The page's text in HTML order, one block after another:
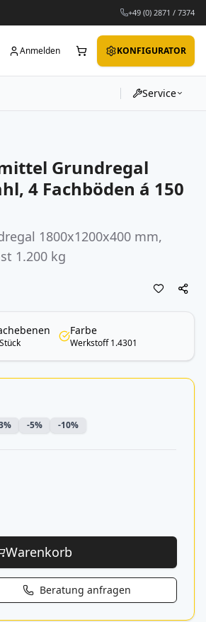
+49 (0) 2871 / 7374
Anmelden KONFIGURATOR
Service
Grundregal
4 Fachböden á 150
1800x1200x400 mm,
1.200 kg
Farbe
Werkstoff 1.4301
-5% -10%
Warenkorb
Beratung anfragen